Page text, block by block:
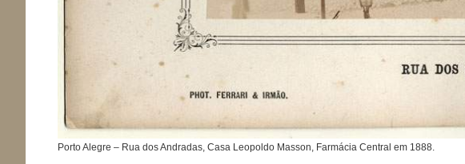
Porto Alegre – Rua dos Andradas, Casa Leopoldo Masson, Farmácia Central em 1888.